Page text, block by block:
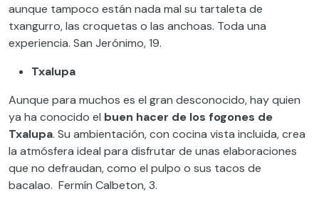
aunque tampoco están nada mal su tartaleta de
txangurro, las croquetas o las anchoas. Toda una
experiencia. San Jerónimo, 19.
Txalupa
Aunque para muchos es el gran desconocido, hay quien
ya ha conocido el buen hacer de los fogones de
Txalupa. Su ambientación, con cocina vista incluida, crea
la atmósfera ideal para disfrutar de unas elaboraciones
que no defraudan, como el pulpo o sus tacos de
bacalao. Fermín Calbeton, 3.